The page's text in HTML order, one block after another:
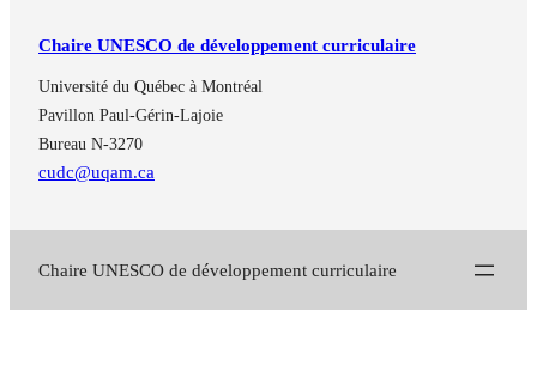
Chaire UNESCO de développement curriculaire
Université du Québec à Montréal
Pavillon Paul-Gérin-Lajoie
Bureau N-3270
cudc@uqam.ca
Chaire UNESCO de développement curriculaire